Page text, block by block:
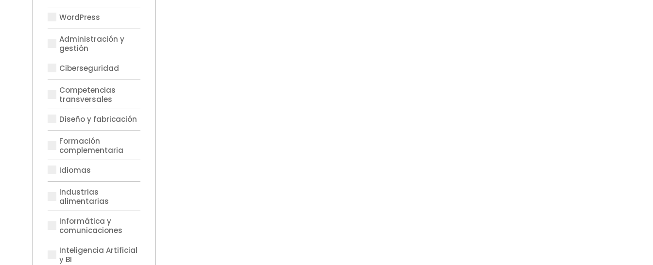
WordPress
Administración y
gestión
Ciberseguridad
Competencias
transversales
Diseño y fabricación
Formación
complementaria
Idiomas
Industrias
alimentarias
Informática y
comunicaciones
Inteligencia Artificial
y BI